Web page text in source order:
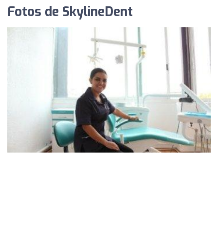
Fotos de SkylineDent